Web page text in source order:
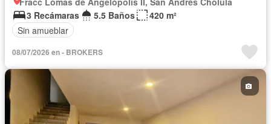
3 Recámaras
5.5 Baños
420 m²
Sin amueblar
08/07/2026 en - BROKERS